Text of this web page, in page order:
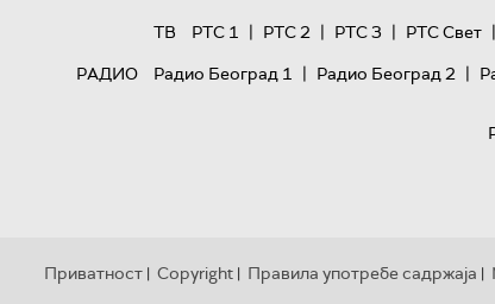
ТВ
РТС 1 | РТС 2 | РТС 3 | РТС Свет |
РАДИО
Радио Београд 1 | Радио Београд 2 |
Приватност | Copyright | Правила употребе садржаја |